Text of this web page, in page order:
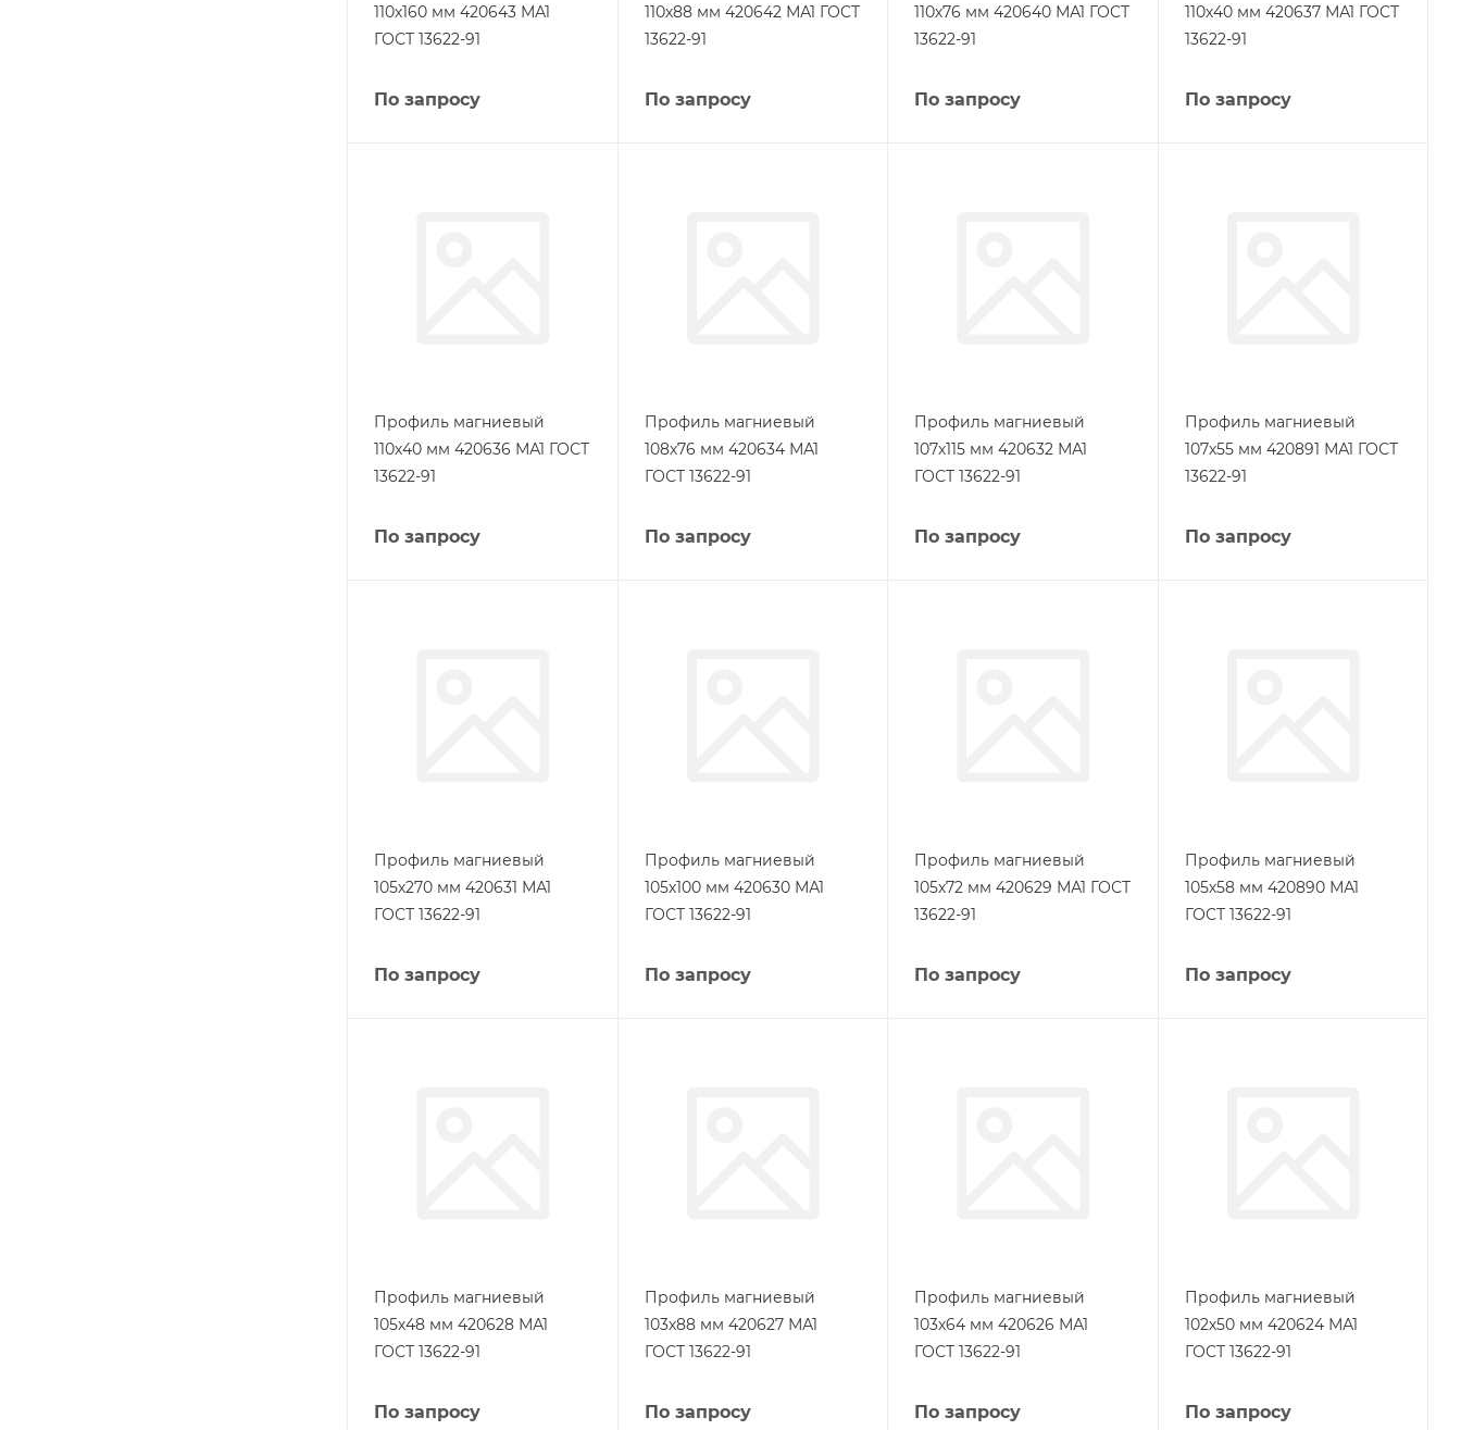
110х160 мм 420643 МА1
ГОСТ 13622-91
По запросу
110х88 мм 420642 МА1 ГОСТ
13622-91
По запросу
110х76 мм 420640 МА1 ГОСТ
13622-91
По запросу
110х40 мм 420637 МА1 ГОСТ
13622-91
По запросу
Профиль магниевый
110х40 мм 420636 МА1 ГОСТ
13622-91
По запросу
Профиль магниевый
108х76 мм 420634 МА1
ГОСТ 13622-91
По запросу
Профиль магниевый
107х115 мм 420632 МА1
ГОСТ 13622-91
По запросу
Профиль магниевый
107х55 мм 420891 МА1 ГОСТ
13622-91
По запросу
Профиль магниевый
105х270 мм 420631 МА1
ГОСТ 13622-91
По запросу
Профиль магниевый
105х100 мм 420630 МА1
ГОСТ 13622-91
По запросу
Профиль магниевый
105х72 мм 420629 МА1 ГОСТ
13622-91
По запросу
Профиль магниевый
105х58 мм 420890 МА1
ГОСТ 13622-91
По запросу
Профиль магниевый
105х48 мм 420628 МА1
ГОСТ 13622-91
По запросу
Профиль магниевый
103х88 мм 420627 МА1
ГОСТ 13622-91
По запросу
Профиль магниевый
103х64 мм 420626 МА1
ГОСТ 13622-91
По запросу
Профиль магниевый
102х50 мм 420624 МА1
ГОСТ 13622-91
По запросу